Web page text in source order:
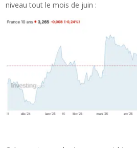
niveau tout le mois de juin :